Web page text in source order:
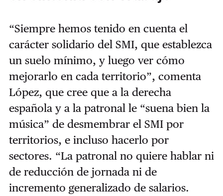
“Siempre hemos tenido en cuenta el
carácter solidario del SMI, que establezca
un suelo mínimo, y luego ver cómo
mejorarlo en cada territorio”, comenta
López, que cree que a la derecha
española y a la patronal le “suena bien la
música” de desmembrar el SMI por
territorios, e incluso hacerlo por
sectores. “La patronal no quiere hablar ni
de reducción de jornada ni de
incremento generalizado de salarios.